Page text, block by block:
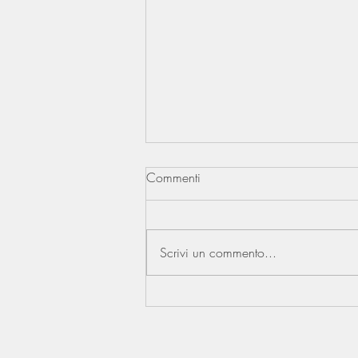
Le Torri della Cattedrale
Commenti
Scrivi un commento...